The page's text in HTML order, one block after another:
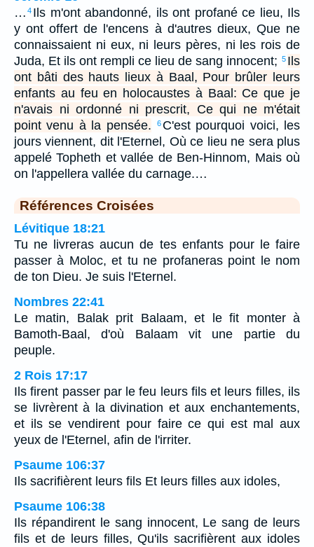
… 4 Ils m'ont abandonné, ils ont profané ce lieu, Ils
y ont offert de l'encens à d'autres dieux, Que ne
connaissaient ni eux, ni leurs pères, ni les rois de
Juda, Et ils ont rempli ce lieu de sang innocent; 5 Ils
ont bâti des hauts lieux à Baal, Pour brûler leurs
enfants au feu en holocaustes à Baal: Ce que je
n'avais ni ordonné ni prescrit, Ce qui ne m'était
point venu à la pensée.
6 C'est pourquoi voici, les
jours viennent, dit l'Eternel, Où ce lieu ne sera plus
appelé Topheth et vallée de Ben-Hinnom, Mais où
on l'appellera vallée du carnage.…
Références Croisées
Lévitique 18:21
Tu ne livreras aucun de tes enfants pour le faire
passer à Moloc, et tu ne profaneras point le nom
de ton Dieu. Je suis l'Eternel.
Nombres 22:41
Le matin, Balak prit Balaam, et le fit monter à
Bamoth-Baal, d'où Balaam vit une partie du
peuple.
2 Rois 17:17
Ils firent passer par le feu leurs fils et leurs filles, ils
se livrèrent à la divination et aux enchantements,
et ils se vendirent pour faire ce qui est mal aux
yeux de l'Eternel, afin de l'irriter.
Psaume 106:37
Ils sacrifièrent leurs fils Et leurs filles aux idoles,
Psaume 106:38
Ils répandirent le sang innocent, Le sang de leurs
fils et de leurs filles, Qu'ils sacrifièrent aux idoles